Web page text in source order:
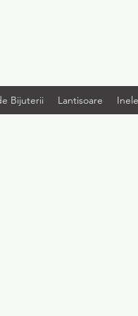
Bijuterii Lantisoare Inele